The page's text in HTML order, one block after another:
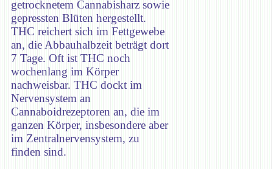
getrocknetem Cannabisharz sowie
gepressten Blüten hergestellt.
THC reichert sich im Fettgewebe
an, die Abbauhalbzeit beträgt dort
7 Tage. Oft ist THC noch
wochenlang im Körper
nachweisbar. THC dockt im
Nervensystem an
Cannaboidrezeptoren an, die im
ganzen Körper, insbesondere aber
im Zentralnervensystem, zu
finden sind.